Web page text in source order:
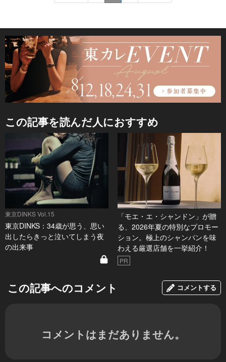
この記事を読んだ人におすすめ
東京DINKS Vol.15
東京DINKS：34歳が思う、思い
出したらきっと泣いてしまう夜
の出来事
「モエ・エ・シャンドン」が贈
る、2026年夏の特別なプロモー
ション。極上のシャンパンを味
わえる厳選店舗を一挙紹介！
PR
この記事へのコメント コメントする
コメントはまだありません。